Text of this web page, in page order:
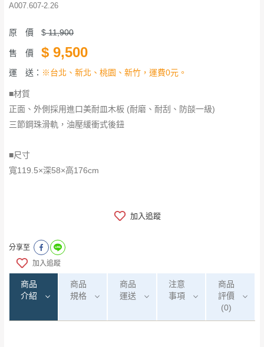
A007.607-2.26
原 價 $11,900
售 價 $ 9,500
運 送： ※台北、新北、桃園、新竹，運費0元。
■材質
正面、外側採用進口美耐皿木板 (耐磨、耐刮、防燄一級)
三節鋼珠滑軌，油壓緩衝式後鈕
■尺寸
​​​​​​​寬119.5×深58×高176cm
加入追蹤
分享至
加入追蹤
商品
介紹
商品
規格
商品
運送
注意
事項
商品
評價
(0)